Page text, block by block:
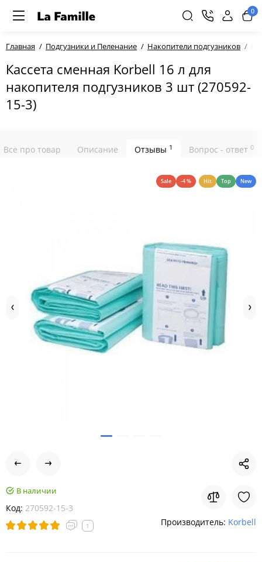
0
Главная Подгузники и Пеленание Накопители подгузников
Кассета сменная Korbell 16 л для
накопителя подгузников 3 шт (270592-
15-3)
Все про товар Описание Отзывы 1 Вопрос - ответ 0
Sale -4 % Hit Top New
В наличии
Код: 270592-15-3
1 Производитель: Korbell